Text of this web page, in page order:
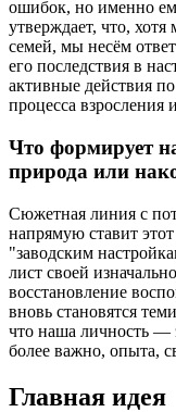
ошибок, но именно
утверждает, что,
семей, мы несём
его последствия в
активные действия
процесса взросления
Что формирует
природа или
Сюжетная линия с
напрямую ставит
"заводским
лист своей
восстановление
вновь становятся
что наша личность —
более важно, опыта,
Главная идея